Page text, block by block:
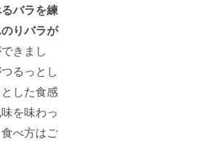
バラを練
りバラが
きまし
るっとし
した食感
を味わっ
べ方はご